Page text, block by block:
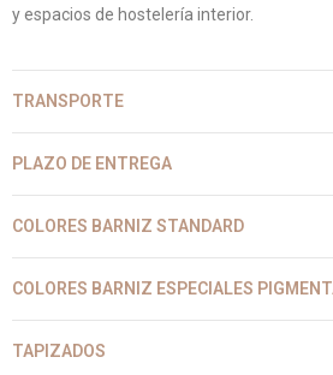
y espacios de hostelería interior.
TRANSPORTE
PLAZO DE ENTREGA
COLORES BARNIZ STANDARD
COLORES BARNIZ ESPECIALES
TAPIZADOS